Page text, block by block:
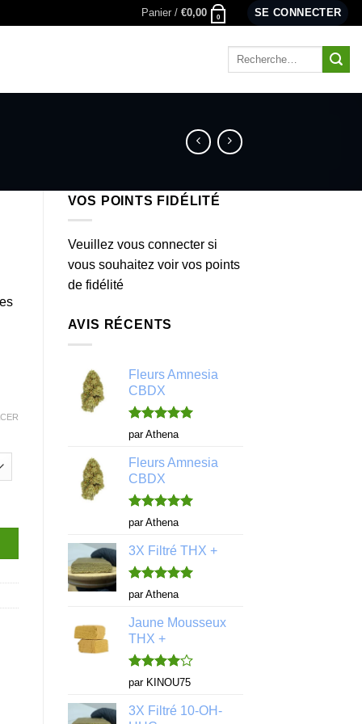
Panier / €0,00 0 SE CONNECTER
Recherche
VOS POINTS FIDÉLITÉ
Veuillez vous connecter si
vous souhaitez voir vos points
de fidélité
AVIS RÉCENTS
Fleurs Amnesia
CBDX
Note5sur
5
par Athena
Fleurs Amnesia
CBDX
Note5sur
5
par Athena
3X Filtré THX +
Note5sur
5
par Athena
Jaune Mousseux
THX +
Note4
sur 5
par KINOU75
3X Filtré 10-OH-